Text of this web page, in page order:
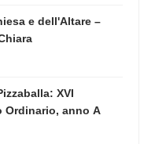
e dell'Altare –
XVI
Ordinario, anno A